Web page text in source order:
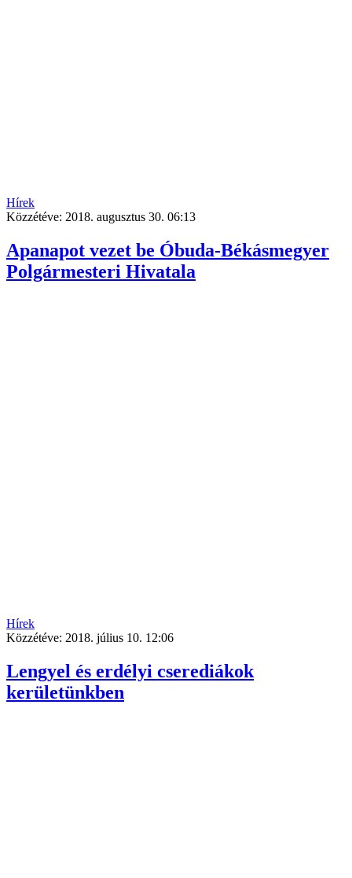
Hírek
Közzétéve: 2018. augusztus 30. 06:13
Apanapot vezet be Óbuda-Békásmegyer
Polgármesteri Hivatala
Hírek
Közzétéve: 2018. július 10. 12:06
Lengyel és erdélyi cserediákok
kerületünkben